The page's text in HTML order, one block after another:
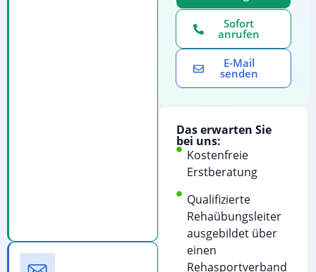
direkt
für
persönliche
Beratung:
Telefonanruf
starten
Kostenfreie
Terminvereinbarung
Sofort
anrufen
E-Mail
senden
Das erwarten Sie
bei uns:
Kostenfreie
Erstberatung
Qualifizierte
Rehaübungsleiter
ausgebildet über
einen
Rehasportverband